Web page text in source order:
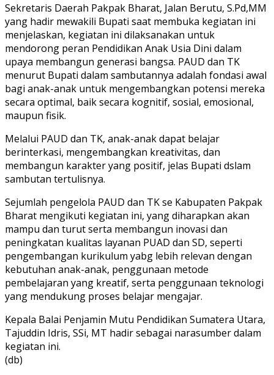
Sekretaris Daerah Pakpak Bharat, Jalan Berutu, S.Pd,MM
yang hadir mewakili Bupati saat membuka kegiatan ini
menjelaskan, kegiatan ini dilaksanakan untuk
mendorong peran Pendidikan Anak Usia Dini dalam
upaya membangun generasi bangsa. PAUD dan TK
menurut Bupati dalam sambutannya adalah fondasi awal
bagi anak-anak untuk mengembangkan potensi mereka
secara optimal, baik secara kognitif, sosial, emosional,
maupun fisik.
Melalui PAUD dan TK, anak-anak dapat belajar
berinterkasi, mengembangkan kreativitas, dan
membangun karakter yang positif, jelas Bupati dslam
sambutan tertulisnya.
Sejumlah pengelola PAUD dan TK se Kabupaten Pakpak
Bharat mengikuti kegiatan ini, yang diharapkan akan
mampu dan turut serta membangun inovasi dan
peningkatan kualitas layanan PUAD dan SD, seperti
pengembangan kurikulum yabg lebih relevan dengan
kebutuhan anak-anak, penggunaan metode
pembelajaran yang kreatif, serta penggunaan teknologi
yang mendukung proses belajar mengajar.
Kepala Balai Penjamin Mutu Pendidikan Sumatera Utara,
Tajuddin Idris, SSi, MT hadir sebagai narasumber dalam
kegiatan ini.
(db)